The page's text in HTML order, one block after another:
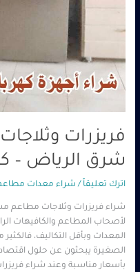
فريزرات
شرق الرياض – كاش
اترك تعليقاً / شراء معدات
شراء فريزرات وثلاجات مطاعم
لأصحاب المطاعم والكافيهات
المعدات وبأقل التكاليف،
الصغيرة يبحثون عن حلول
بأسعار مناسبة وعند شراء